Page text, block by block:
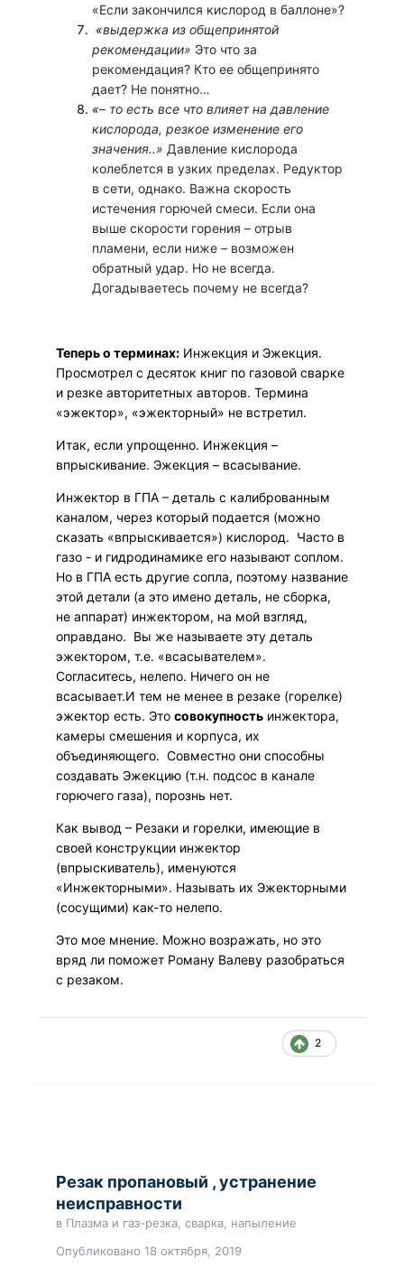
«Если закончился кислород в баллоне»?
«выдержка из общепринятой
рекомендации» Это что за
рекомендация? Кто ее общепринято
дает? Не понятно…
«– то есть все что влияет на давление
кислорода, резкое изменение его
значения..» Давление кислорода
колеблется в узких пределах. Редуктор
в сети, однако. Важна скорость
истечения горючей смеси. Если она
выше скорости горения – отрыв
пламени, если ниже – возможен
обратный удар. Но не всегда.
Догадываетесь почему не всегда?
Теперь о терминах: Инжекция и Эжекция.
Просмотрел с десяток книг по газовой сварке
и резке авторитетных авторов. Термина
«эжектор», «эжекторный» не встретил.
Итак, если упрощенно. Инжекция –
впрыскивание. Эжекция – всасывание.
Инжектор в ГПА – деталь с калиброванным
каналом, через который подается (можно
сказать «впрыскивается») кислород. Часто в
газо - и гидродинамике его называют соплом.
Но в ГПА есть другие сопла, поэтому название
этой детали (а это имено деталь, не сборка,
не аппарат) инжектором, на мой взгляд,
оправдано. Вы же называете эту деталь
эжектором, т.е. «всасывателем».
Согласитесь, нелепо. Ничего он не
всасывает.И тем не менее в резаке (горелке)
эжектор есть. Это совокупность инжектора,
камеры смешения и корпуса, их
объединяющего. Совместно они способны
создавать Эжекцию (т.н. подсос в канале
горючего газа), порознь нет.
Как вывод – Резаки и горелки, имеющие в
своей конструкции инжектор
(впрыскиватель), именуются
«Инжекторными». Называть их Эжекторными
(сосущими) как-то нелепо.
Это мое мнение. Можно возражать, но это
вряд ли поможет Роману Валеву разобраться
с резаком.
2
Резак пропановый , устранение
неисправности
в Плазма и газ-резка, сварка, напыление
Опубликовано 18 октября, 2019